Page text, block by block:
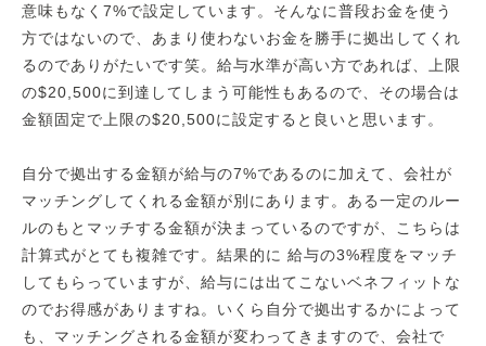
意味もなく7%で設定しています。そんなに普段お金を使う
方ではないので、あまり使わないお金を勝手に拠出してくれ
るのでありがたいです笑。給与水準が高い方であれば、上限
の$20,500に到達してしまう可能性もあるので、その場合は
金額固定で上限の$20,500に設定すると良いと思います。
自分で拠出する金額が給与の7%であるのに加えて、会社が
マッチングしてくれる金額が別にあります。ある一定のルー
ルのもとマッチする金額が決まっているのですが、こちらは
計算式がとても複雑です。結果的に 給与の3%程度をマッチ
してもらっていますが、給与には出てこないベネフィットな
のでお得感がありますね。いくら自分で拠出するかによって
も、マッチングされる金額が変わってきますので、会社で